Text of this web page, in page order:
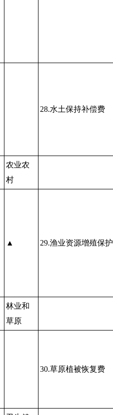
28.水土保持补偿费
农业农
村
▲ 29.渔业资源增殖保
林业和
草原
30.草原植被恢复费